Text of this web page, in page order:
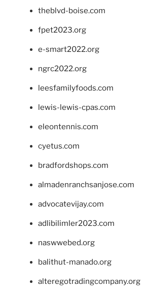
theblvd-boise.com
fpet2023.org
e-smart2022.org
ngrc2022.org
leesfamilyfoods.com
lewis-lewis-cpas.com
eleontennis.com
cyetus.com
bradfordshops.com
almadenranchsanjose.com
advocatevijay.com
adlibilimler2023.com
naswwebed.org
balithut-manado.org
alteregotradingcompany.org